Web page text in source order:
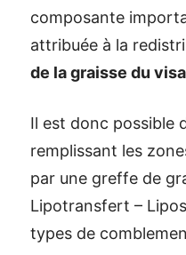
composante
attribuée à la
de la graisse du
Il est donc possible
remplissant les
par une greffe de
Lipotransfert –
types de